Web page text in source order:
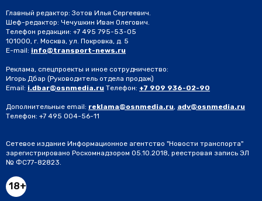
Главный редактор: Зотов Илья Сергеевич.
Шеф-редактор: Чечушкин Иван Олегович.
Телефон редакции: +7 495 795-53-05
101000, г. Москва, ул. Покровка, д. 5
E-mail: info@transport-news.ru
Реклама, спецпроекты и иное сотрудничество:
Игорь Дбар (Руководитель отдела продаж)
Email: i.dbar@osnmedia.ru Телефон: +7 909 936-02-90
Дополнительные email: reklama@osnmedia.ru, adv@osnmedia.ru
Телефон: +7 495 004-56-11
Сетевое издание Информационное агентство "Новости транспорта"
зарегистрировано Роскомнадзором 05.10.2018, реестровая запись ЭЛ
№ ФС77-82823.
18+